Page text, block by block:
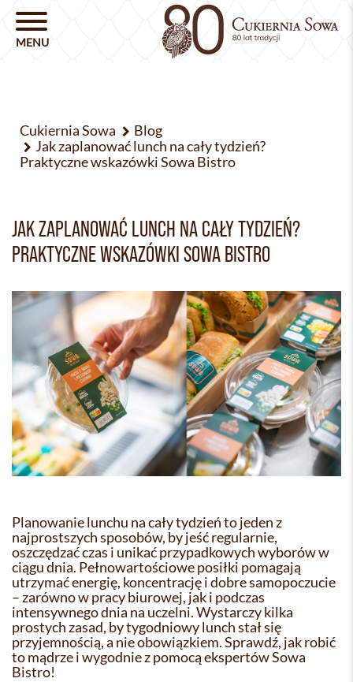
Cukiernia Sowa
Blog
Jak zaplanować lunch na cały tydzień?
Praktyczne wskazówki Sowa Bistro
JAK ZAPLANOWAĆ LUNCH NA CAŁY TYDZIEŃ?
PRAKTYCZNE WSKAZÓWKI SOWA BISTRO
Planowanie lunchu na cały tydzień to jeden z
najprostszych sposobów, by jeść regularnie,
oszczędzać czas i unikać przypadkowych wyborów w
ciągu dnia. Pełnowartościowe posiłki pomagają
utrzymać energię, koncentrację i dobre samopoczucie
– zarówno w pracy biurowej, jak i podczas
intensywnego dnia na uczelni. Wystarczy kilka
prostych zasad, by tygodniowy lunch stał się
przyjemnością, a nie obowiązkiem. Sprawdź, jak robić
to mądrze i wygodnie z pomocą ekspertów Sowa
Bistro!